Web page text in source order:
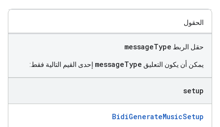
الحقول
حقل الربط messageType
يمكن أن يكون التعليق messageType إحدى القيم التالية فقط:
setup
BidiGenerateMusicSetup